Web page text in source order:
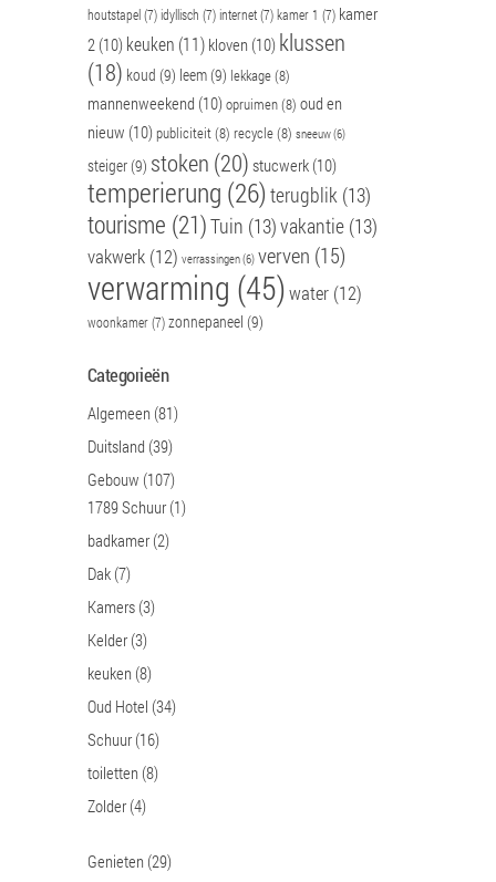
houtstapel (7) idyllisch (7) internet (7) kamer 1 (7) kamer
2 (10) keuken (11) kloven (10) klussen
(18) koud (9) leem (9) lekkage(8)
mannenweekend (10)opruimen(8) oud en
nieuw (10)publiciteit(8) recycle(8) sneeuw(6)
steiger (9) stoken (20) stucwerk (10)
temperierung (26) terugblik (13)
tourisme (21)Tuin (13)vakantie (13)
vakwerk (12) verrassingen(6) verven (15)
verwarming (45) water (12)
woonkamer (7) zonnepaneel (9)
Categorieën
Algemeen (81)
Duitsland (39)
Gebouw (107)
1789 Schuur (1)
badkamer (2)
Dak (7)
Kamers (3)
Kelder (3)
keuken (8)
Oud Hotel (34)
Schuur (16)
toiletten (8)
Zolder (4)
Genieten (29)